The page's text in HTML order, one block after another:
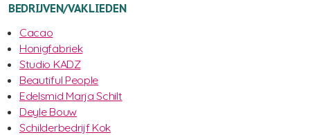
BEDRIJVEN/VAKLIEDEN
Cacao
Honigfabriek
Studio KADZ
Beautiful People
Edelsmid Marja Schilt
Deyle Bouw
Schilderbedrijf Kok